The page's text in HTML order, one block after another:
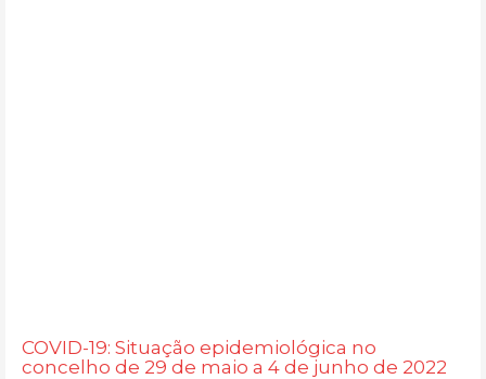
COVID-19: Situação epidemiológica no
concelho de 29 de maio a 4 de junho de 2022